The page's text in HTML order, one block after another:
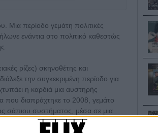
Μια περίοδο γεμάτη πολιτικές
ενάντια στο πολιτικό καθεστώς
ρίζες) σκηνοθέτης και
την συγκεκριμένη περίοδο για
η καρδιά μια αυστηρής
που διαπράχτηκε το 2008, γεμάτο
σάπιου συστήματος, μέσα σε μια